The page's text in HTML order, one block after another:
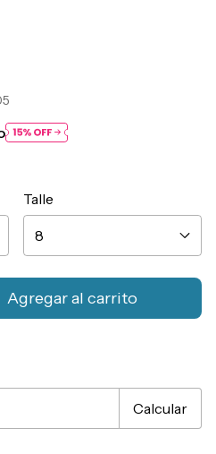
Talle
Calcular